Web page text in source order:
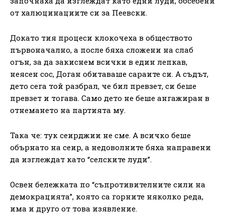
от халюцинациите си за Пеевски.
Докато тия процеси клокочеха в обществото
първоначално, а после бяха сложени на слаб
огън, за да закиснем всички в един лепкав,
неясен сос, Доган обитаваше сараите си. А съдът,
дето сега той разбрал, че бил превзет, си беше
превзет и тогава. Само дето не беше ангажиран в
отнемането на партията му.
Така че: тук сеирджии не сме. А всичко беше
обърнато на сеир, а недоволните бяха направени
да изглеждат като “селските луди”.
Освен бележката по “съпротивителните сили на
демокрацията”, която са горните няколко реда,
има и друго от това изявление.